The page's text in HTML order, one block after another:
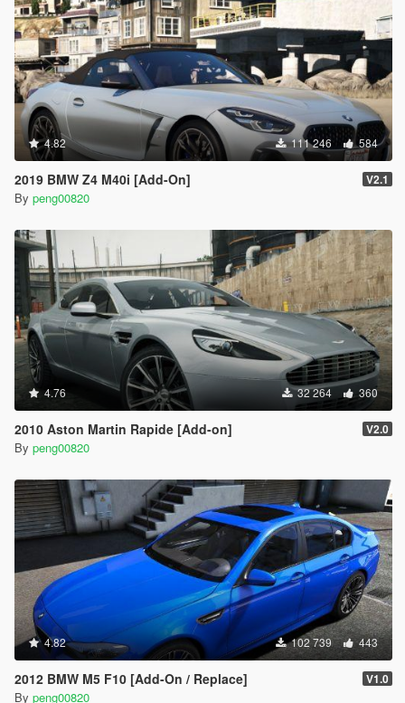
4.82 111 246 584
2019 BMW Z4 M40i [Add-On] V2.1
By peng00820
4.76 32 264 360
2010 Aston Martin Rapide [Add-on] V2.0
By peng00820
4.82 102 739 443
2012 BMW M5 F10 [Add-On / Replace] V1.0
By peng00820